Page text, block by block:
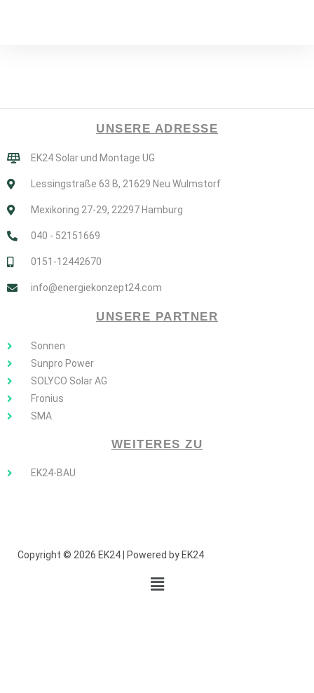
UNSERE ADRESSE
EK24 Solar und Montage UG
Lessingstraße 63 B, 21629 Neu Wulmstorf
Mexikoring 27-29, 22297 Hamburg
040 - 52151669
0151-12442670
info@energiekonzept24.com
UNSERE PARTNER
Sonnen
Sunpro Power
SOLYCO Solar AG
Fronius
SMA
WEITERES ZU
EK24-BAU
Copyright © 2026 EK24 | Powered by EK24